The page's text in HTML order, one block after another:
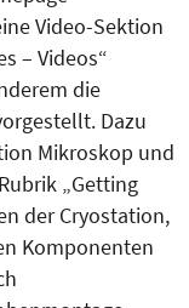
Video-Sektion
– Videos“
die
Dazu
Mikroskop und
„Getting
der Cryostation,
Komponenten